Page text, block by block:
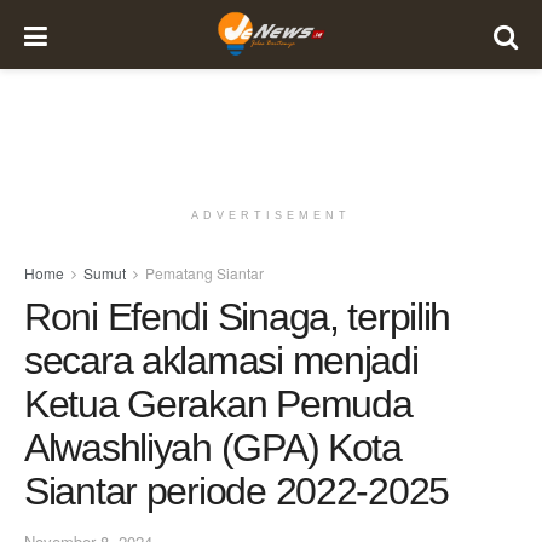
ADVERTISEMENT
Home Sumut Pematang Siantar
Roni Efendi Sinaga, terpilih
secara aklamasi menjadi
Ketua Gerakan Pemuda
Alwashliyah (GPA) Kota
Siantar periode 2022-2025